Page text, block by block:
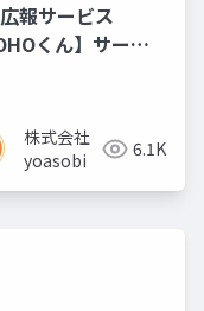
報サービス
くん】サービ
株式会社
yoasobi
6.1K